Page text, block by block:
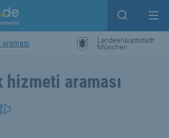
Open
hizmeti araması